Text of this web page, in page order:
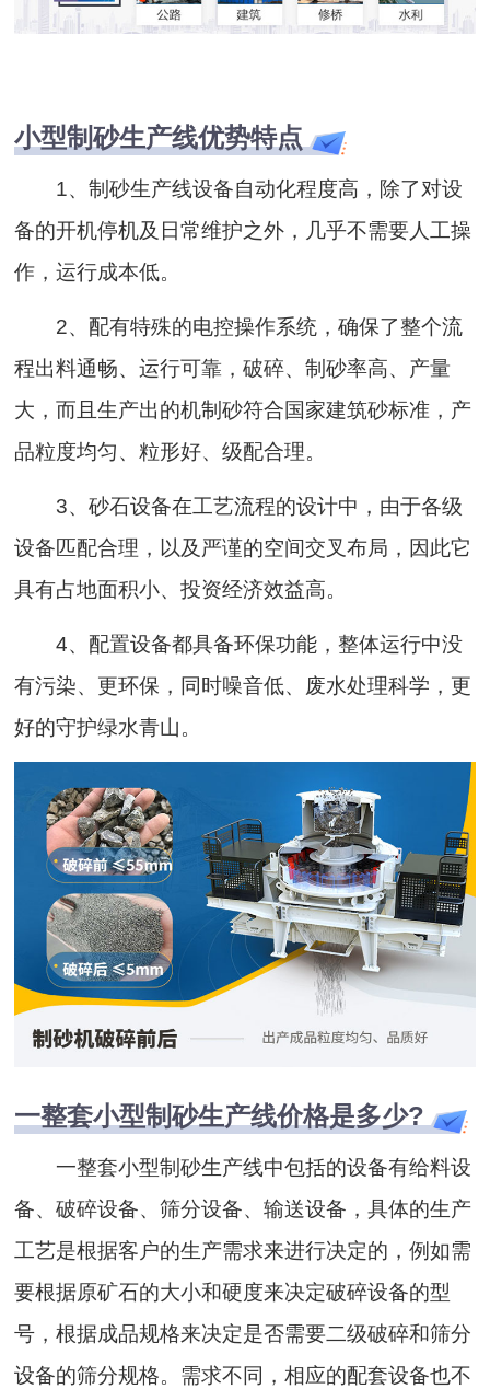
小型制砂生产线优势特点
1、制砂生产线设备自动化程度高，除了对设
备的开机停机及日常维护之外，几乎不需要人工操
作，运行成本低。
2、配有特殊的电控操作系统，确保了整个流
程出料通畅、运行可靠，破碎、制砂率高、产量
大，而且生产出的机制砂符合国家建筑砂标准，产
品粒度均匀、粒形好、级配合理。
3、砂石设备在工艺流程的设计中，由于各级
设备匹配合理，以及严谨的空间交叉布局，因此它
具有占地面积小、投资经济效益高。
4、配置设备都具备环保功能，整体运行中没
有污染、更环保，同时噪音低、废水处理科学，更
好的守护绿水青山。
一整套小型制砂生产线价格是多少?
一整套小型制砂生产线中包括的设备有给料设
备、破碎设备、筛分设备、输送设备，具体的生产
工艺是根据客户的生产需求来进行决定的，例如需
要根据原矿石的大小和硬度来决定破碎设备的型
号，根据成品规格来决定是否需要二级破碎和筛分
设备的筛分规格。需求不同，相应的配套设备也不